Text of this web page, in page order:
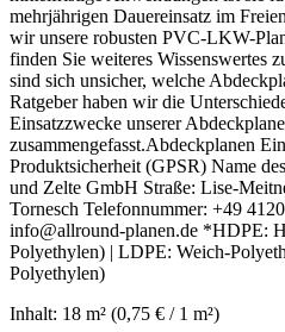
mehrjährigen Dauereinsatz im
wir unsere robusten PVC-LKW-
finden Sie weiteres Wissenswertes
sind sich unsicher, welche
Ratgeber haben wir die
Einsatzzwecke unserer
zusammengefasst.Abdeckplanen
Produktsicherheit (GPSR) Name
und Zelte GmbH Straße: Lise-
Tornesch Telefonnummer: +49
info@allround-planen.de *HDPE:
Polyethylen) | LDPE: Weich-
Polyethylen)
Inhalt: 18 m² (0,75 € / 1 m²)